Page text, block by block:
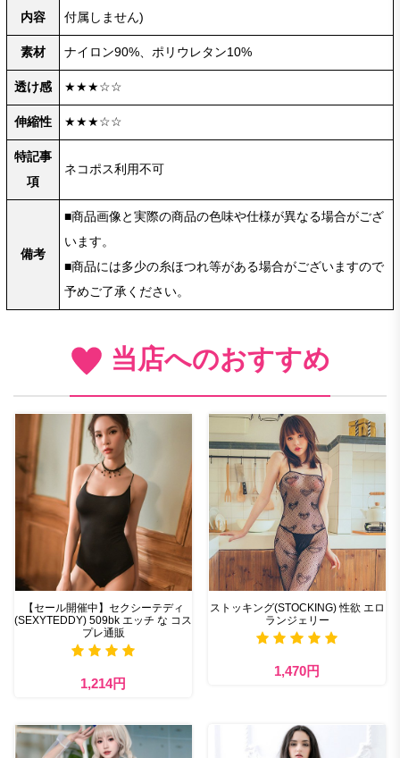
内容 付属しません)
素材 ナイロン90%、ポリウレタン10%
透け感 ★★★☆☆
伸縮性 ★★★☆☆
特記事
項
ネコポス利用不可
備考
■商品画像と実際の商品の色味や仕様が異なる場合がござ
います。
■商品には多少の糸ほつれ等がある場合がございますので
予めご了承ください。
当店へのおすすめ
【セール開催中】セクシーテディ
(SEXYTEDDY) 509bk エッチ な コス
プレ通販
1,214円
ストッキング(STOCKING) 性欲 エロ
ランジェリー
1,470円